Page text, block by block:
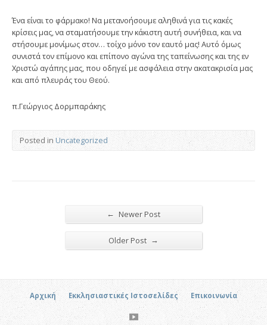
Ένα είναι το φάρμακο! Να μετανοήσουμε αληθινά για τις κακές
κρίσεις μας, να σταματήσουμε την κάκιστη αυτή συνήθεια, και να
στήσουμε μονίμως στον… τοίχο μόνο τον εαυτό μας! Αυτό όμως
συνιστά τον επίμονο και επίπονο αγώνα της ταπείνωσης και της εν
Χριστώ αγάπης μας, που οδηγεί με ασφάλεια στην ακατακρισία μας
και από πλευράς του Θεού.
π.Γεώργιος Δορμπαράκης
Posted in Uncategorized
← Newer Post
Older Post →
Αρχική Εκκλησιαστικές Ιστοσελίδες Επικοινωνία